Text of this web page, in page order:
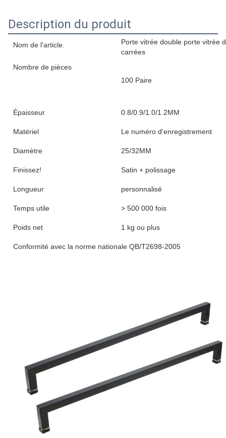
Description du produit
Nom de l'article.
Porte vitrée double porte vitrée
carrées
Nombre de pièces
100 Paire
Épaisseur 0.8/0.9/1.0/1.2MM
Matériel Le numéro d'enregistrement
Diamètre 25/32MM
Finissez! Satin + polissage
Longueur personnalisé
Temps utile > 500 000 fois
Poids net 1 kg ou plus
Conformité avec la norme nationale QB/T2698-2005